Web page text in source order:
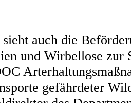
auch die
und Wirbellose zur
gefährdeter